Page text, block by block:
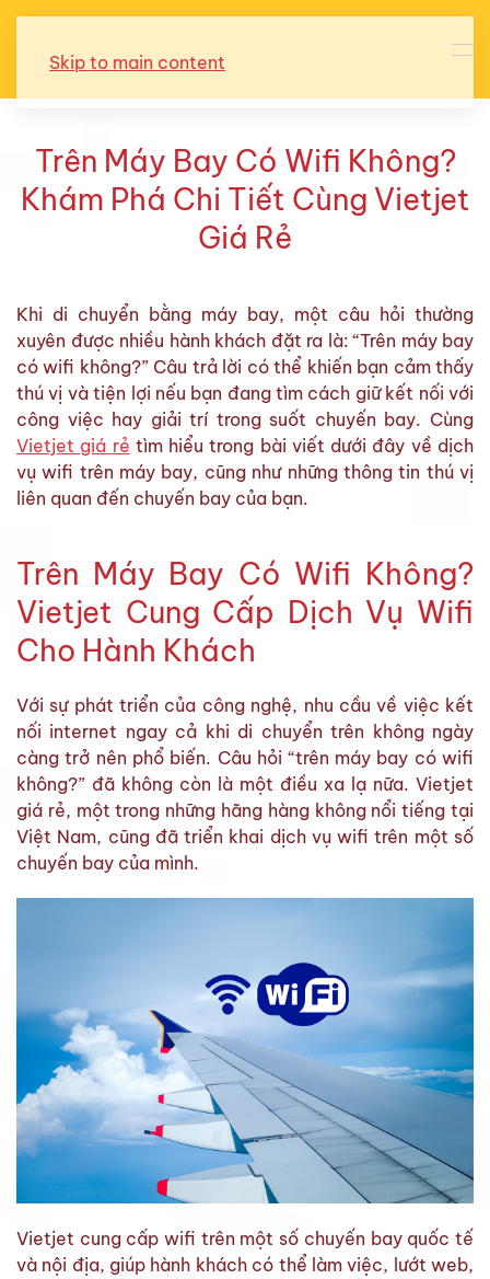
Skip to main content
Trên Máy Bay Có Wifi Không?
Khám Phá Chi Tiết Cùng Vietjet
Giá Rẻ
Khi di chuyển bằng máy bay, một câu hỏi thường
xuyên được nhiều hành khách đặt ra là: “Trên máy bay
có wifi không?” Câu trả lời có thể khiến bạn cảm thấy
thú vị và tiện lợi nếu bạn đang tìm cách giữ kết nối với
công việc hay giải trí trong suốt chuyến bay. Cùng
Vietjet giá rẻ tìm hiểu trong bài viết dưới đây về dịch
vụ wifi trên máy bay, cũng như những thông tin thú vị
liên quan đến chuyến bay của bạn.
Trên Máy Bay Có Wifi Không?
Vietjet Cung Cấp Dịch Vụ Wifi
Cho Hành Khách
Với sự phát triển của công nghệ, nhu cầu về việc kết
nối internet ngay cả khi di chuyển trên không ngày
càng trở nên phổ biến. Câu hỏi “trên máy bay có wifi
không?” đã không còn là một điều xa lạ nữa. Vietjet
giá rẻ, một trong những hãng hàng không nổi tiếng tại
Việt Nam, cũng đã triển khai dịch vụ wifi trên một số
chuyến bay của mình.
Vietjet cung cấp wifi trên một số chuyến bay quốc tế
và nội địa, giúp hành khách có thể làm việc, lướt web,